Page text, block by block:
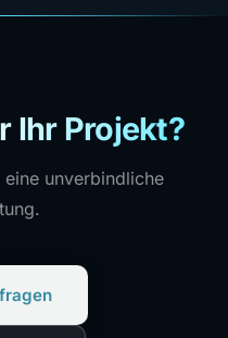
Ihr Projekt?
unverbindliche